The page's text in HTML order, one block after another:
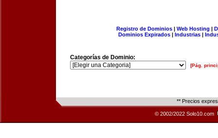
Registro de Dominios| Web Hosting |
Dominios Expirados | Industrias |
Categorías de Dominio:
[Pág.
** Precios
© 2002/2022 Solo10.com